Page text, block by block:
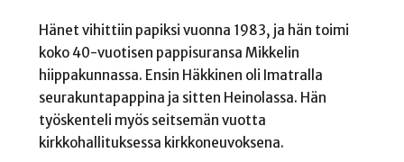
Hänet vihittiin papiksi vuonna 1983, ja hän toimi
koko 40-vuotisen pappisuransa Mikkelin
hiippakunnassa. Ensin Häkkinen oli Imatralla
seurakuntapappina ja sitten Heinolassa. Hän
työskenteli myös seitsemän vuotta
kirkkohallituksessa kirkkoneuvoksena.